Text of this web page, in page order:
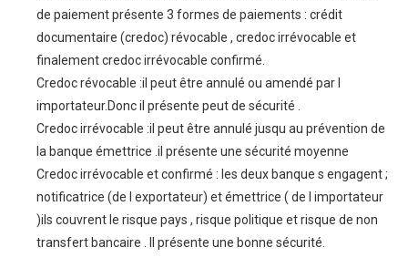
de paiement présente 3 formes de paiements : crédit
documentaire (credoc) révocable , credoc irrévocable et
finalement credoc irrévocable confirmé.
Credoc révocable :il peut être annulé ou amendé par l
importateur.Donc il présente peut de sécurité .
Credoc irrévocable :il peut être annulé jusqu au prévention de
la banque émettrice .il présente une sécurité moyenne
Credoc irrévocable et confirmé : les deux banque s engagent ;
notificatrice (de l exportateur) et émettrice ( de l importateur
)ils couvrent le risque pays , risque politique et risque de non
transfert bancaire . Il présente une bonne sécurité.